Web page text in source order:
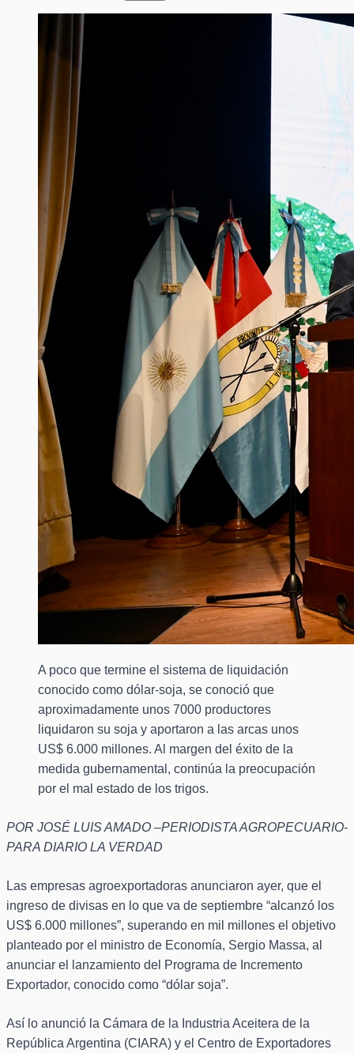
A poco que termine el sistema de liquidación
conocido como dólar-soja, se conoció que
aproximadamente unos 7000 productores
liquidaron su soja y aportaron a las arcas unos
US$ 6.000 millones. Al margen del éxito de la
medida gubernamental, continúa la preocupación
por el mal estado de los trigos.
POR JOSÉ LUIS AMADO –PERIODISTA AGROPECUARIO-
PARA DIARIO LA VERDAD
Las empresas agroexportadoras anunciaron ayer, que el
ingreso de divisas en lo que va de septiembre “alcanzó los
US$ 6.000 millones”, superando en mil millones el objetivo
planteado por el ministro de Economía, Sergio Massa, al
anunciar el lanzamiento del Programa de Incremento
Exportador, conocido como “dólar soja”.
Así lo anunció la Cámara de la Industria Aceitera de la
República Argentina (CIARA) y el Centro de Exportadores